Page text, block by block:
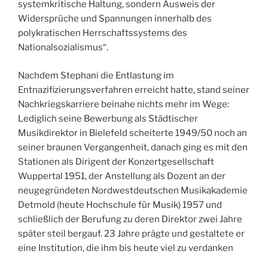
systemkritische Haltung, sondern Ausweis der
Widersprüche und Spannungen innerhalb des
polykratischen Herrschaftssystems des
Nationalsozialismus“.
Nachdem Stephani die Entlastung im
Entnazifizierungsverfahren erreicht hatte, stand seiner
Nachkriegskarriere beinahe nichts mehr im Wege:
Lediglich seine Bewerbung als Städtischer
Musikdirektor in Bielefeld scheiterte 1949/50 noch an
seiner braunen Vergangenheit, danach ging es mit den
Stationen als Dirigent der Konzertgesellschaft
Wuppertal 1951, der Anstellung als Dozent an der
neugegründeten Nordwestdeutschen Musikakademie
Detmold (heute Hochschule für Musik) 1957 und
schließlich der Berufung zu deren Direktor zwei Jahre
später steil bergauf. 23 Jahre prägte und gestaltete er
eine Institution, die ihm bis heute viel zu verdanken